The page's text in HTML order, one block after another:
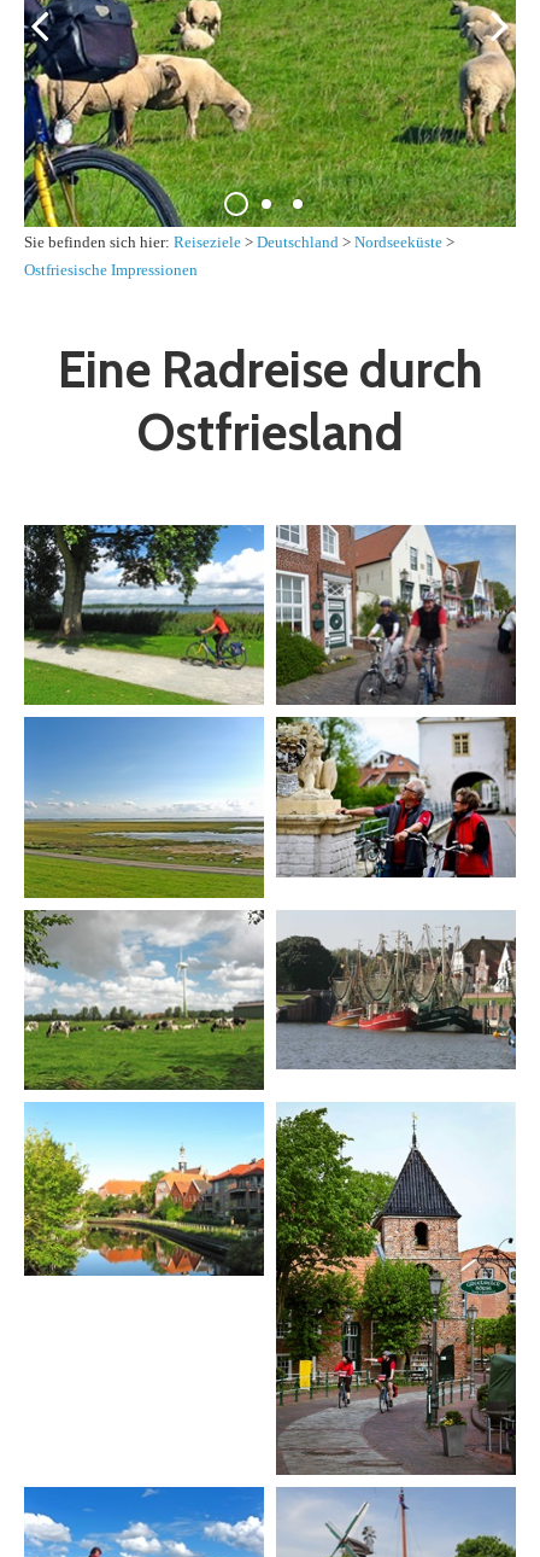
Sie befinden sich hier: Reiseziele > Deutschland > Nordseeküste >
Ostfriesische Impressionen
Eine Radreise durch
Ostfriesland